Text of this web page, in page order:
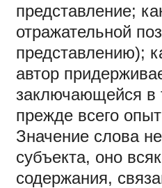
представление;
отражательной
представлению);
автор
заключающейся в
прежде всего
Значение слова
субъекта, оно
содержания,